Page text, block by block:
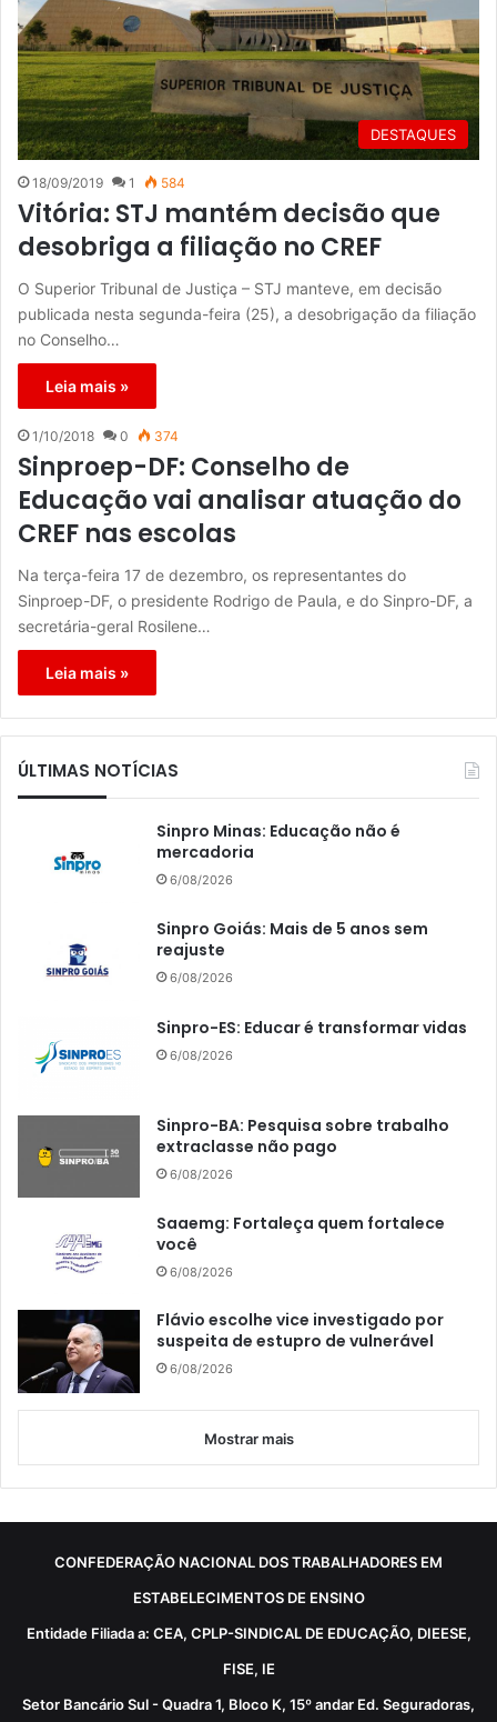
DESTAQUES
18/09/2019 1 584
Vitória: STJ mantém decisão que
desobriga a filiação no CREF
O Superior Tribunal de Justiça – STJ manteve, em decisão
publicada nesta segunda-feira (25), a desobrigação da filiação
no Conselho…
Leia mais »
1/10/2018 0 374
Sinproep-DF: Conselho de
Educação vai analisar atuação do
CREF nas escolas
Na terça-feira 17 de dezembro, os representantes do
Sinproep-DF, o presidente Rodrigo de Paula, e do Sinpro-DF, a
secretária-geral Rosilene…
Leia mais »
ÚLTIMAS NOTÍCIAS
Sinpro Minas: Educação não é
mercadoria
6/08/2026
Sinpro Goiás: Mais de 5 anos sem
reajuste
6/08/2026
Sinpro-ES: Educar é transformar vidas
6/08/2026
Sinpro-BA: Pesquisa sobre trabalho
extraclasse não pago
6/08/2026
Saaemg: Fortaleça quem fortalece
você
6/08/2026
Flávio escolhe vice investigado por
suspeita de estupro de vulnerável
6/08/2026
Mostrar mais
CONFEDERAÇÃO NACIONAL DOS TRABALHADORES EM
ESTABELECIMENTOS DE ENSINO
Entidade Filiada a: CEA, CPLP-SINDICAL DE EDUCAÇÃO, DIEESE,
FISE, IE
Setor Bancário Sul - Quadra 1, Bloco K, 15º andar Ed. Seguradoras,